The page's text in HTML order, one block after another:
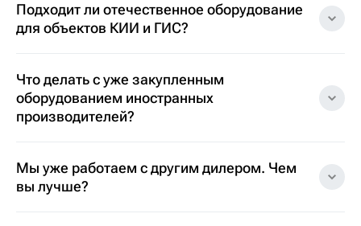
Подходит ли отечественное оборудование
для объектов КИИ и ГИС?
Что делать с уже закупленным
оборудованием иностранных
производителей?
Мы уже работаем с другим дилером. Чем
вы лучше?